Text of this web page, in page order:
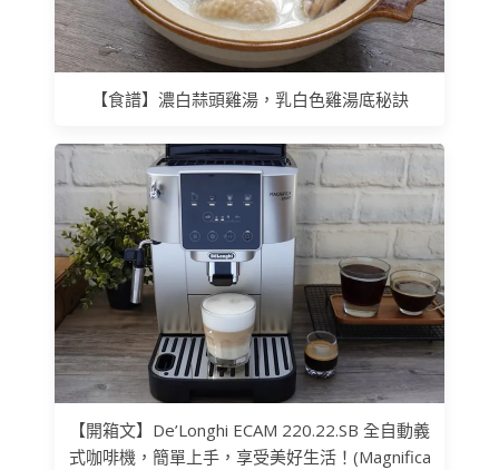
【食譜】濃白蒜頭雞湯，乳白色雞湯底秘訣
【開箱文】De’Longhi ECAM 220.22.SB 全自動義
式咖啡機，簡單上手，享受美好生活！(Magnifica